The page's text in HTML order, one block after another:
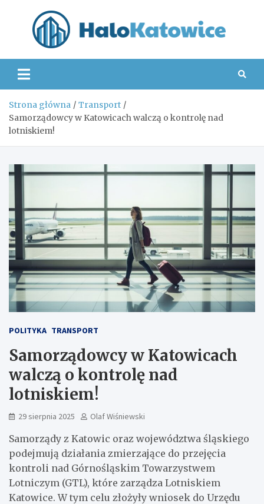
Strona główna
Transport
Samorządowcy w Katowicach walczą o kontrolę nad
lotniskiem!
POLITYKA TRANSPORT
Samorządowcy w Katowicach
walczą o kontrolę nad
lotniskiem!
29 sierpnia 2025 Olaf Wiśniewski
Samorządy z Katowic oraz województwa śląskiego
podejmują działania zmierzające do przejęcia
kontroli nad Górnośląskim Towarzystwem
Lotniczym (GTL), które zarządza Lotniskiem
Katowice. W tym celu złożyły wniosek do Urzędu